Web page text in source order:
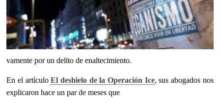
vamente por un delito de enaltecimiento.
En el artículoEl deshielo de la Operación Ice, sus abogados nos
explicaron hace un par de meses que